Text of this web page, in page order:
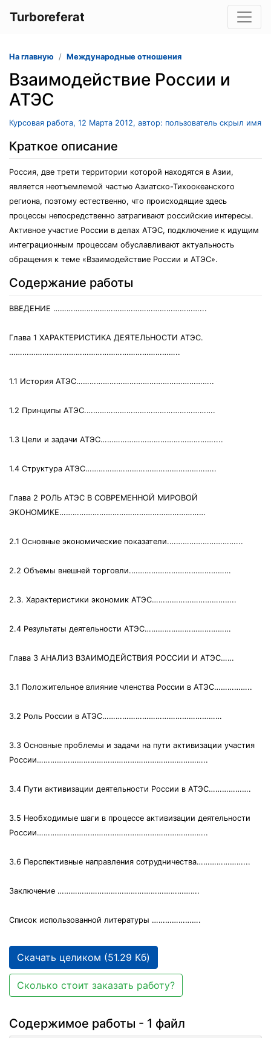
Turboreferat
На главную Международные отношения
Взаимодействие России и
АТЭС
Курсовая работа, 12 Марта 2012, автор: пользователь скрыл имя
Краткое описание
Россия, две трети территории которой находятся в Азии,
является неотъемлемой частью Азиатско-Тихоокеанского
региона, поэтому естественно, что происходящие здесь
процессы непосредственно затрагивают российские интересы.
Активное участие России в делах АТЭС, подключение к идущим
интеграционным процессам обуславливают актуальность
обращения к теме «Взаимодействие России и АТЭС».
Содержание работы
ВВЕДЕНИЕ …………………………………………………………...
Глава 1 ХАРАКТЕРИСТИКА ДЕЯТЕЛЬНОСТИ АТЭС.
…………………………………………………………………..
1.1 История АТЭС……………………………………………………..
1.2 Принципы АТЭС.………………………………………………….
1.3 Цели и задачи АТЭС……………………………………………....
1.4 Структура АТЭС…………………………………………………..
Глава 2 РОЛЬ АТЭС В СОВРЕМЕННОЙ МИРОВОЙ
ЭКОНОМИКЕ…………………………………………………………
2.1 Основные экономические показатели.…………………………...
2.2 Объемы внешней торговли.………………………………………
2.3. Характеристики экономик АТЭС………………………………..
2.4 Результаты деятельности АТЭС…………………………………
Глава 3 АНАЛИЗ ВЗАИМОДЕЙСТВИЯ РОССИИ И АТЭС……
3.1 Положительное влияние членства России в АТЭС……………..
3.2 Роль России в АТЭС………………………………………………
3.3 Основные проблемы и задачи на пути активизации участия
России…………………………………………………………………..
3.4 Пути активизации деятельности России в АТЭС……………….
3.5 Необходимые шаги в процессе активизации деятельности
России…………………………………………………………………..
3.6 Перспективные направления сотрудничества…………………...
Заключение ……………………………………………………….
Список использованной литературы ………………….
Скачать целиком (51.29 Кб)
Сколько стоит заказать работу?
Содержимое работы - 1 файл